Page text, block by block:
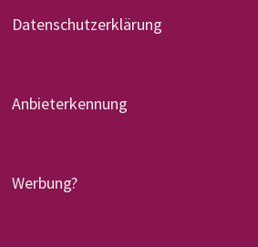
Datenschutzerklärung
Anbieterkennung
Werbung?